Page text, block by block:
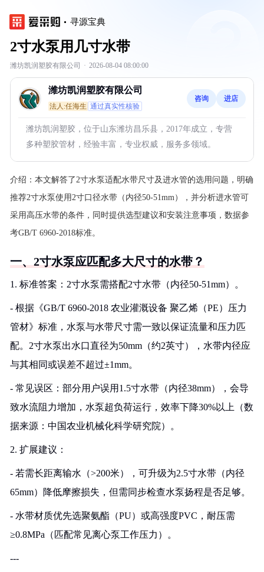
寻源宝典
2寸水泵用几寸水带
潍坊凯润塑胶有限公司 · 2026-08-04 08:00:00
潍坊凯润塑胶有限公司
法人:任海生 通过真实性核验
咨询 进店
潍坊凯润塑胶，位于山东潍坊昌乐县，2017年成立，专营
多种塑胶管材，经验丰富，专业权威，服务多领域。
介绍： 本文解答了2寸水泵适配水带尺寸及进水管的选用问题，明确
推荐2寸水泵使用2寸口径水带（内径50-51mm），并分析进水管可
采用高压水带的条件，同时提供选型建议和安装注意事项，数据参
考GB/T 6960-2018标准。
一、2寸水泵应匹配多大尺寸的水带？
1. 标准答案：2寸水泵需搭配2寸水带（内径50-51mm）。
- 根据《GB/T 6960-2018 农业灌溉设备 聚乙烯（PE）压力
管材》标准，水泵与水带尺寸需一致以保证流量和压力匹
配。2寸水泵出水口直径为50mm（约2英寸），水带内径应
与其相同或误差不超过±1mm。
- 常见误区：部分用户误用1.5寸水带（内径38mm），会导
致水流阻力增加，水泵超负荷运行，效率下降30%以上（数
据来源：中国农业机械化科学研究院）。
2. 扩展建议：
- 若需长距离输水（>200米），可升级为2.5寸水带（内径
65mm）降低摩擦损失，但需同步检查水泵扬程是否足够。
- 水带材质优先选聚氨酯（PU）或高强度PVC，耐压需
≥0.8MPa（匹配常见离心泵工作压力）。
---